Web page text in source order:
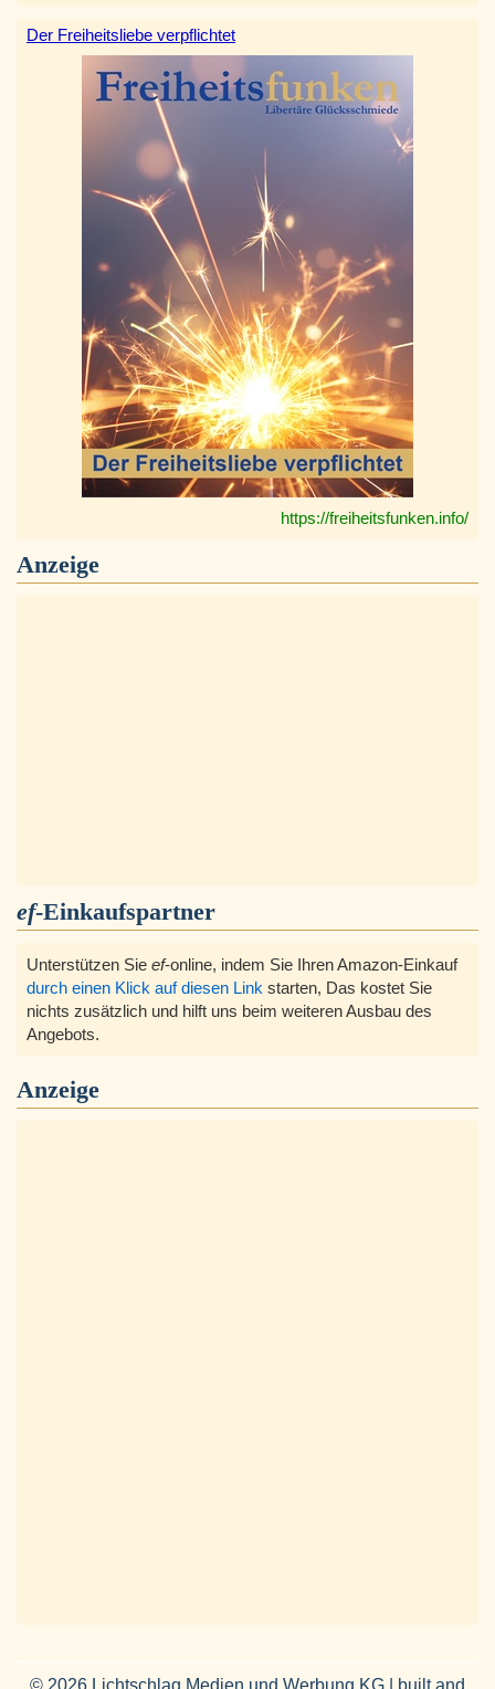
Der Freiheitsliebe verpflichtet
https://freiheitsfunken.info/
Anzeige
ef-Einkaufspartner
Unterstützen Sie ef-online, indem Sie Ihren Amazon-Einkauf
durch einen Klick auf diesen Link starten, Das kostet Sie
nichts zusätzlich und hilft uns beim weiteren Ausbau des
Angebots.
Anzeige
© 2026 Lichtschlag Medien und Werbung KG | built and